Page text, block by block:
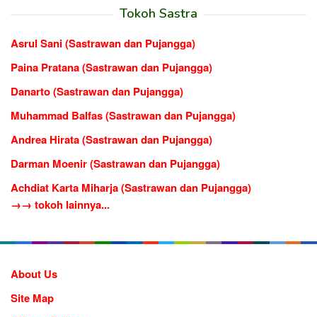
Tokoh Sastra
Asrul Sani (Sastrawan dan Pujangga)
Paina Pratana (Sastrawan dan Pujangga)
Danarto (Sastrawan dan Pujangga)
Muhammad Balfas (Sastrawan dan Pujangga)
Andrea Hirata (Sastrawan dan Pujangga)
Darman Moenir (Sastrawan dan Pujangga)
Achdiat Karta Miharja (Sastrawan dan Pujangga)
→→ tokoh lainnya...
About Us
Site Map